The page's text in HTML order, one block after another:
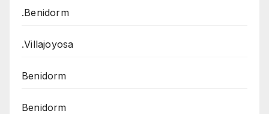
.Benidorm
.Villajoyosa
Benidorm
Benidorm